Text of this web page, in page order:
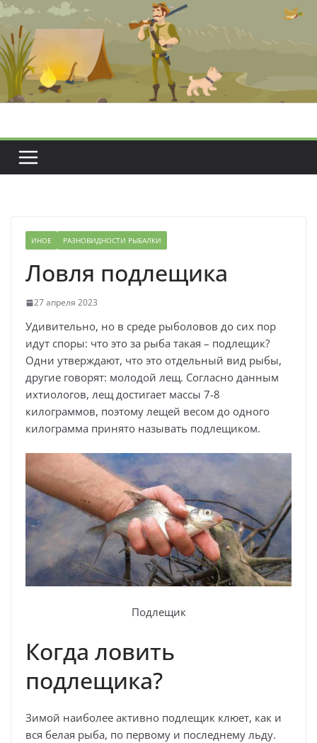
Перейти
содержимому
ИНОЕ РАЗНОВИДНОСТИ РЫБАЛКИ
Ловля подлещика
27 апреля 2023
Удивительно, но в среде рыболовов до сих пор
идут споры: что это за рыба такая – подлещик?
Одни утверждают, что это отдельный вид рыбы,
другие говорят: молодой лещ. Согласно данным
ихтиологов, лещ достигает массы 7-8
килограммов, поэтому лещей весом до одного
килограмма принято называть подлещиком.
Подлещик
Когда ловить
подлещика?
Зимой наиболее активно подлещик клюет, как и
вся белая рыба, по первому и последнему льду.